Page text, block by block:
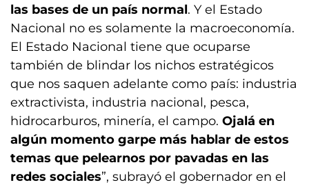
las bases de un país normal. Y el Estado
Nacional no es solamente la macroeconomía.
El Estado Nacional tiene que ocuparse
también de blindar los nichos estratégicos
que nos saquen adelante como país: industria
extractivista, industria nacional, pesca,
hidrocarburos, minería, el campo. Ojalá en
algún momento garpe más hablar de estos
temas que pelearnos por pavadas en las
redes sociales”, subrayó el gobernador en el